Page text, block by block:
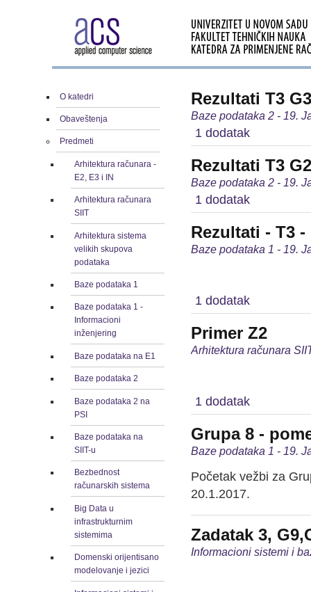
O katedri
Obaveštenja
Predmeti
Arhitektura računara -
E2, E3 i IN
Arhitektura računara
SIIT
Arhitektura sistema
velikih skupova
podataka
Baze podataka 1
Baze podataka 1 -
Informacioni
inženjering
Baze podataka na E1
Baze podataka 2
Baze podataka 2 na
PSI
Baze podataka na
SIIT-u
Bezbednost
računarskih sistema
Big Data u
infrastrukturnim
sistemima
Domenski orijentisano
modelovanje i jezici
Rezultati T3 G3
Baze podataka 2 - 19.
1 dodatak
Rezultati T3 G2
Baze podataka 2 - 19.
1 dodatak
Rezultati - T3 -
Baze podataka 1 - 19.
1 dodatak
Primer Z2
Arhitektura računara
1 dodatak
Grupa 8 -
Baze podataka 1 - 19.
Početak vežbi za
20.1.2017.
Zadatak 3,
Informacioni sistemi i